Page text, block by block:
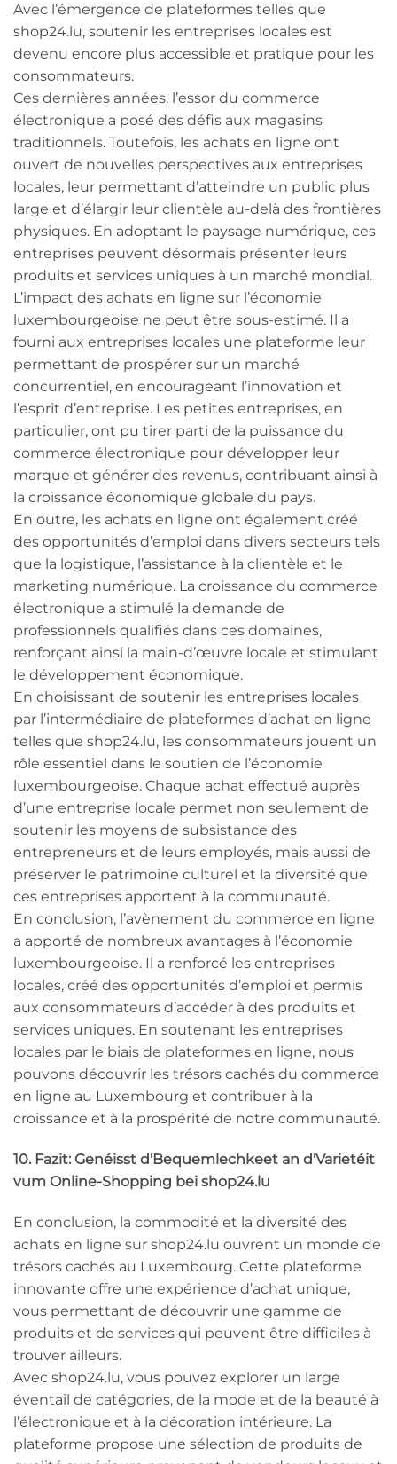
Avec l’émergence de plateformes telles que
shop24.lu, soutenir les entreprises locales est
devenu encore plus accessible et pratique pour les
consommateurs.
Ces dernières années, l’essor du commerce
électronique a posé des défis aux magasins
traditionnels. Toutefois, les achats en ligne ont
ouvert de nouvelles perspectives aux entreprises
locales, leur permettant d’atteindre un public plus
large et d’élargir leur clientèle au-delà des frontières
physiques. En adoptant le paysage numérique, ces
entreprises peuvent désormais présenter leurs
produits et services uniques à un marché mondial.
L’impact des achats en ligne sur l’économie
luxembourgeoise ne peut être sous-estimé. Il a
fourni aux entreprises locales une plateforme leur
permettant de prospérer sur un marché
concurrentiel, en encourageant l’innovation et
l’esprit d’entreprise. Les petites entreprises, en
particulier, ont pu tirer parti de la puissance du
commerce électronique pour développer leur
marque et générer des revenus, contribuant ainsi à
la croissance économique globale du pays.
En outre, les achats en ligne ont également créé
des opportunités d’emploi dans divers secteurs tels
que la logistique, l’assistance à la clientèle et le
marketing numérique. La croissance du commerce
électronique a stimulé la demande de
professionnels qualifiés dans ces domaines,
renforçant ainsi la main-d’œuvre locale et stimulant
le développement économique.
En choisissant de soutenir les entreprises locales
par l’intermédiaire de plateformes d’achat en ligne
telles que shop24.lu, les consommateurs jouent un
rôle essentiel dans le soutien de l’économie
luxembourgeoise. Chaque achat effectué auprès
d’une entreprise locale permet non seulement de
soutenir les moyens de subsistance des
entrepreneurs et de leurs employés, mais aussi de
préserver le patrimoine culturel et la diversité que
ces entreprises apportent à la communauté.
En conclusion, l’avènement du commerce en ligne
a apporté de nombreux avantages à l’économie
luxembourgeoise. Il a renforcé les entreprises
locales, créé des opportunités d’emploi et permis
aux consommateurs d’accéder à des produits et
services uniques. En soutenant les entreprises
locales par le biais de plateformes en ligne, nous
pouvons découvrir les trésors cachés du commerce
en ligne au Luxembourg et contribuer à la
croissance et à la prospérité de notre communauté.
10. Fazit: Genéisst d'Bequemlechkeet an d'Varietéit
vum Online-Shopping bei shop24.lu
En conclusion, la commodité et la diversité des
achats en ligne sur shop24.lu ouvrent un monde de
trésors cachés au Luxembourg. Cette plateforme
innovante offre une expérience d’achat unique,
vous permettant de découvrir une gamme de
produits et de services qui peuvent être difficiles à
trouver ailleurs.
Avec shop24.lu, vous pouvez explorer un large
éventail de catégories, de la mode et de la beauté à
l’électronique et à la décoration intérieure. La
plateforme propose une sélection de produits de